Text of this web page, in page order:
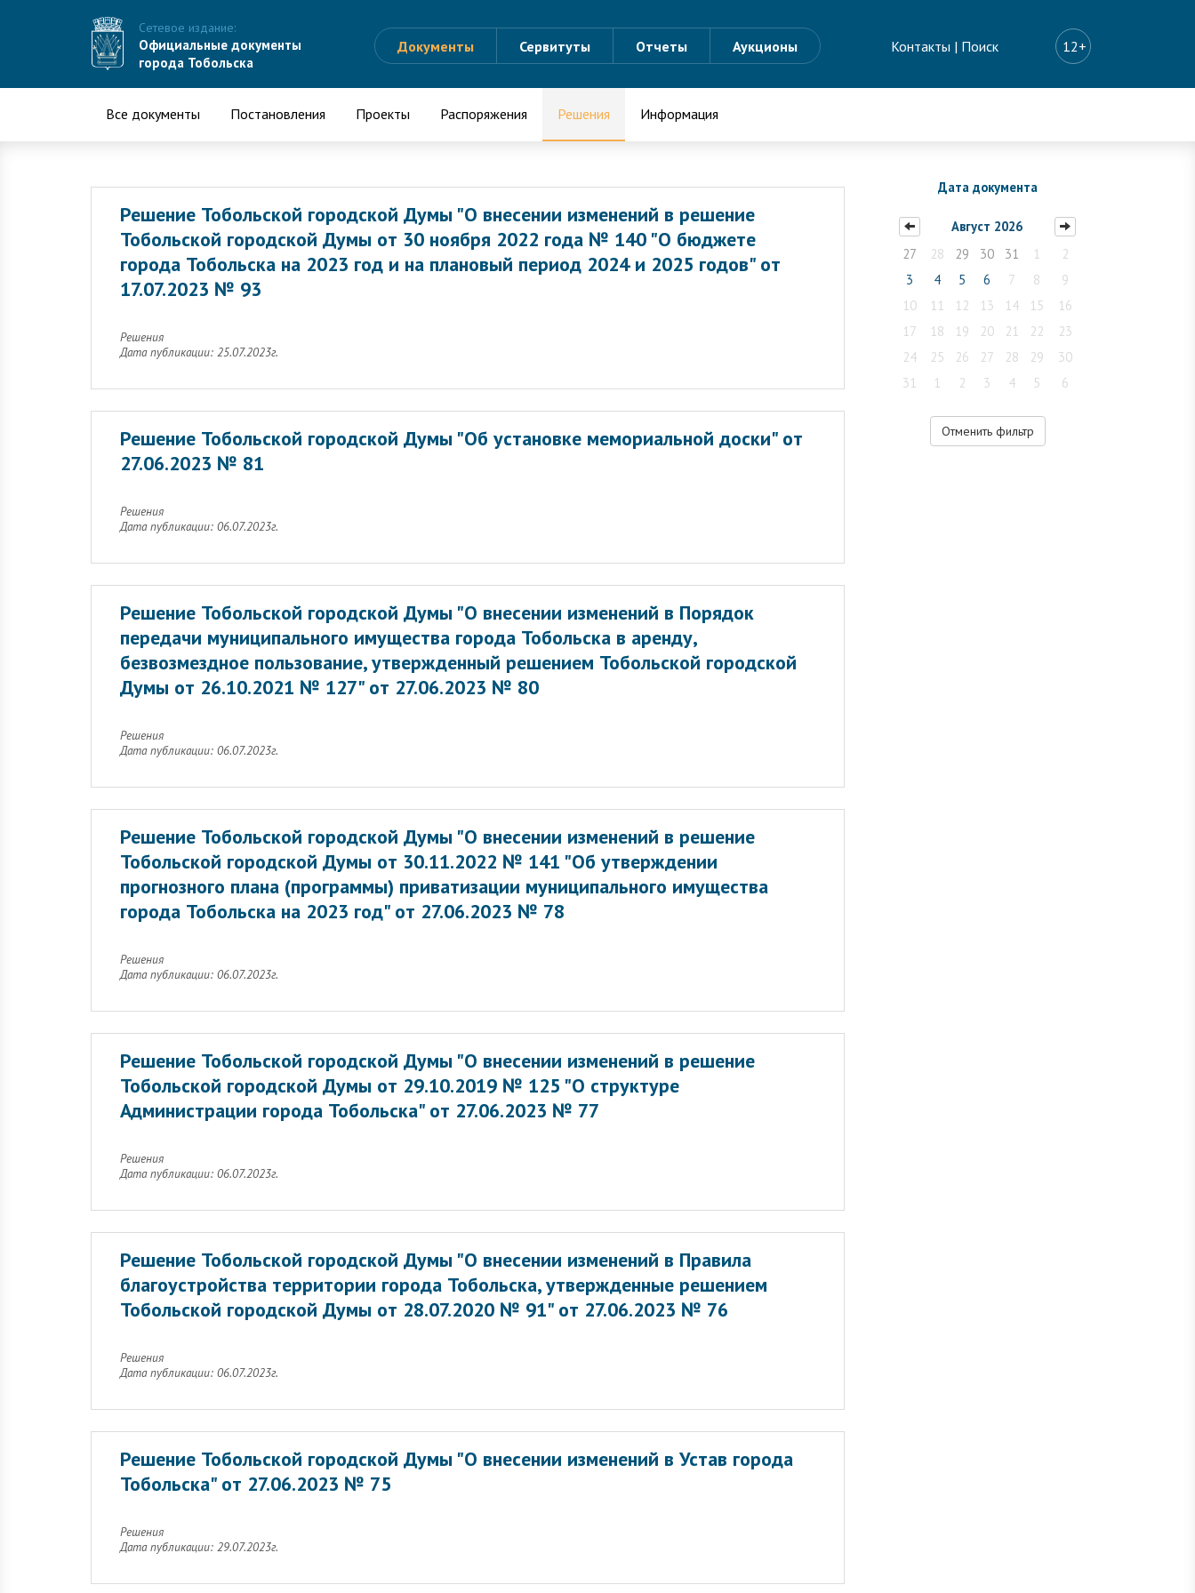
Сетевое издание:
Официальные документы
города Тобольска
Документы Сервитуты Отчеты Аукционы Контакты | Поиск 12+
Все документы Постановления Проекты Распоряжения Решения Информация
Решение Тобольской городской Думы "О внесении изменений в решение
Тобольской городской Думы от 30 ноября 2022 года № 140 "О бюджете
города Тобольска на 2023 год и на плановый период 2024 и 2025 годов" от
17.07.2023 № 93
Решения
Дата публикации: 25.07.2023г.
Решение Тобольской городской Думы "Об установке мемориальной доски" от
27.06.2023 № 81
Решения
Дата публикации: 06.07.2023г.
Решение Тобольской городской Думы "О внесении изменений в Порядок
передачи муниципального имущества города Тобольска в аренду,
безвозмездное пользование, утвержденный решением Тобольской городской
Думы от 26.10.2021 № 127" от 27.06.2023 № 80
Решения
Дата публикации: 06.07.2023г.
Решение Тобольской городской Думы "О внесении изменений в решение
Тобольской городской Думы от 30.11.2022 № 141 "Об утверждении
прогнозного плана (программы) приватизации муниципального имущества
города Тобольска на 2023 год" от 27.06.2023 № 78
Решения
Дата публикации: 06.07.2023г.
Решение Тобольской городской Думы "О внесении изменений в решение
Тобольской городской Думы от 29.10.2019 № 125 "О структуре
Администрации города Тобольска" от 27.06.2023 № 77
Решения
Дата публикации: 06.07.2023г.
Решение Тобольской городской Думы "О внесении изменений в Правила
благоустройства территории города Тобольска, утвержденные решением
Тобольской городской Думы от 28.07.2020 № 91" от 27.06.2023 № 76
Решения
Дата публикации: 06.07.2023г.
Решение Тобольской городской Думы "О внесении изменений в Устав города
Тобольска" от 27.06.2023 № 75
Решения
Дата публикации: 29.07.2023г.
Дата документа
Август 2026
27
28 29 30 31 1
2
3
4 5 6 7 8
9
10
11 12 13 14 15
16
17
18 19 20 21 22
23
24
25 26 27 28 29
30
31
1 2 3 4 5 6
Отменить фильтр